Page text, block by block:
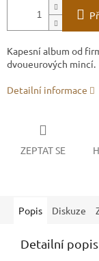
Kapesní album od
dvoueurových mincí.
Detailní informace
ZEPTAT SE
Popis Diskuze
Detailní